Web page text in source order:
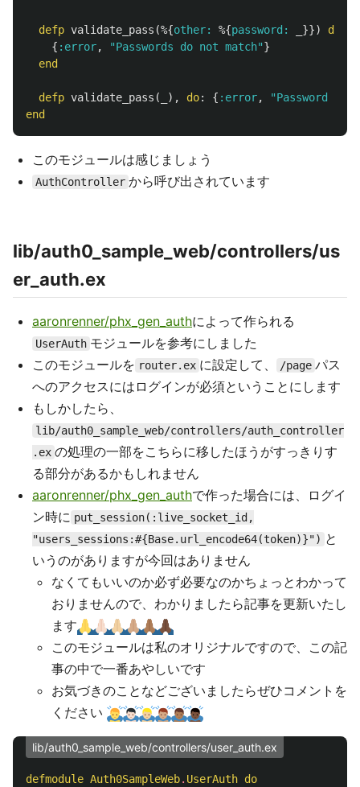
defp validate_pass (%{other: %{password: }})
do
{ :error, "Passwords do not match"}
end
defp validate_pass ( ), do: { :error,
"Password
end
このモジュールは感じましょう
AuthController から呼び出されています
lib/auth0_sample_web/controllers/us
er_auth.ex
aaronrenner/phx_gen_authによって作られる
UserAuth モジュールを参考にしました
このモジュールを router.ex に設定して、 /page パス
へのアクセスにはログインが必須ということにします
もしかしたら、
lib/auth0_sample_web/controllers/auth_controller
.ex の処理の一部をこちらに移したほうがすっきりす
る部分があるかもしれません
aaronrenner/phx_gen_authで作った場合には、ログイ
ン時に put_session(:live_socket_id,
"users_sessions:#{Base.url_encode64(token)}") と
いうのがありますが今回はありません
なくてもいいのか必ず必要なのかちょっとわかって
おりませんので、わかりましたら記事を更新いたし
ます
このモジュールは私のオリジナルですので、この記
事の中で一番あやしいです
お気づきのことなどございましたらぜひコメントを
ください
lib/auth0_sample_web/controllers/user_auth.ex
defmodule Auth0SampleWeb. UserAuth do